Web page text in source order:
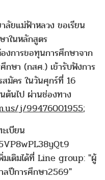
ลัยแม่ฟ้าหลวง ขอเรียน
าในหลักสูตร
งการขอทุนการศึกษาจาก
กษา (กสศ.) เข้ารับฟังการ
สมัคร ในวันศุกร์ที่ 16
ต้นไป ผ่านช่องทาง
j/99476001955;
เบียน
เติมได้ที่ Line group: "ผู้
ลปีการศึกษา2569"